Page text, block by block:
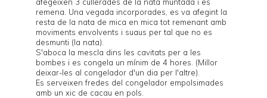
remena. Una vegada incorporades, es va afegint la
resta de la nata de mica en mica tot remenant amb
moviments envolvents i suaus per tal que no es
desmunti (la nata).
S'aboca la mescla dins les cavitats per a les
bombes i es congela un mínim de 4 hores. (Millor
deixar-les al congelador d'un dia per l'altre).
Es serveixen fredes del congelador empolsimades
amb un xic de cacau en pols.